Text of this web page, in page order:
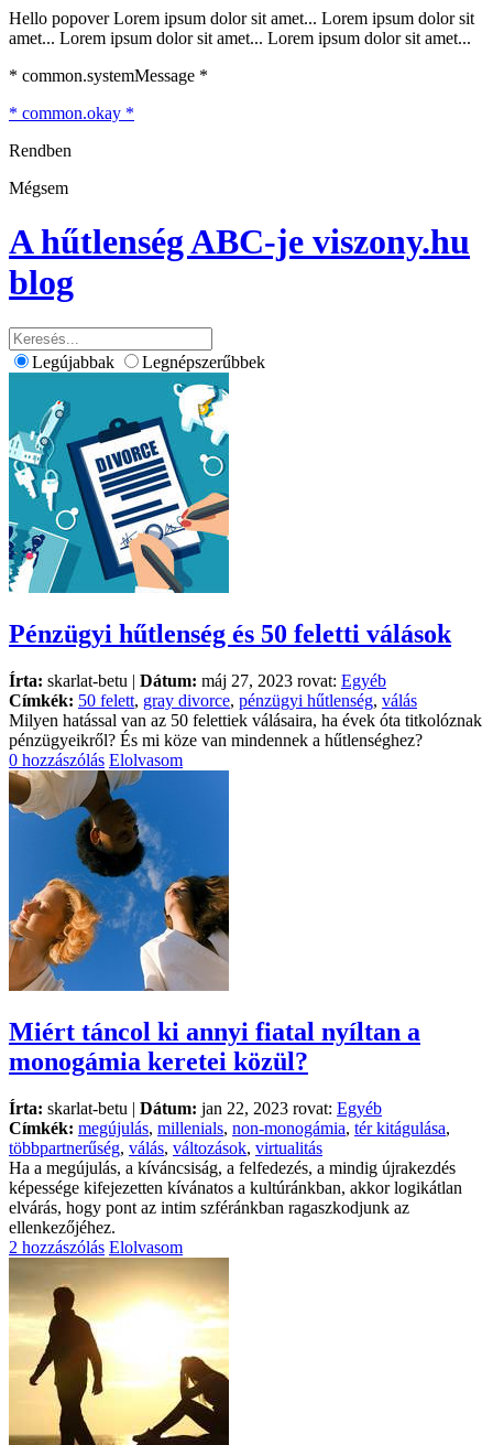
Hello popover Lorem ipsum dolor sit amet... Lorem ipsum dolor sit
amet... Lorem ipsum dolor sit amet... Lorem ipsum dolor sit amet...
* common.systemMessage *
* common.okay *
Rendben
Mégsem
A hűtlenség ABC-je viszony.hu
blog
Legújabbak Legnépszerűbbek
Pénzügyi hűtlenség és 50 feletti válások
Írta: skarlat-betu | Dátum: máj 27, 2023 rovat: Egyéb
Címkék: 50 felett, gray divorce, pénzügyi hűtlenség, válás
Milyen hatással van az 50 felettiek válásaira, ha évek óta titkolóznak
pénzügyeikről? És mi köze van mindennek a hűtlenséghez?
0 hozzászólás Elolvasom
Miért táncol ki annyi fiatal nyíltan a
monogámia keretei közül?
Írta: skarlat-betu | Dátum: jan 22, 2023 rovat: Egyéb
Címkék: megújulás, millenials, non-monogámia, tér kitágulása,
többpartnerűség, válás, változások, virtualitás
Ha a megújulás, a kíváncsiság, a felfedezés, a mindig újrakezdés
képessége kifejezetten kívánatos a kultúránkban, akkor logikátlan
elvárás, hogy pont az intim szféránkban ragaszkodjunk az
ellenkezőjéhez.
2 hozzászólás Elolvasom